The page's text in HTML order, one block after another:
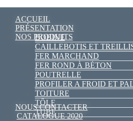
ACCUEIL
PRÉSENTATION
NOS PRODUITS
BOBINE
CAILLEBOTIS ET
FER MARCHAND
FER ROND À BÉTON
POUTRELLE
PROFILER A FROID ET
TOITURE
TÔLE
TUBE
NOUS CONTACTER
CATALOGUE 2020